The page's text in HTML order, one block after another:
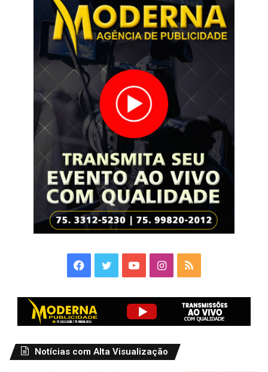
Facebook
TwitterYouTubeInstagram
RSS
Notícias com Alta Visualização